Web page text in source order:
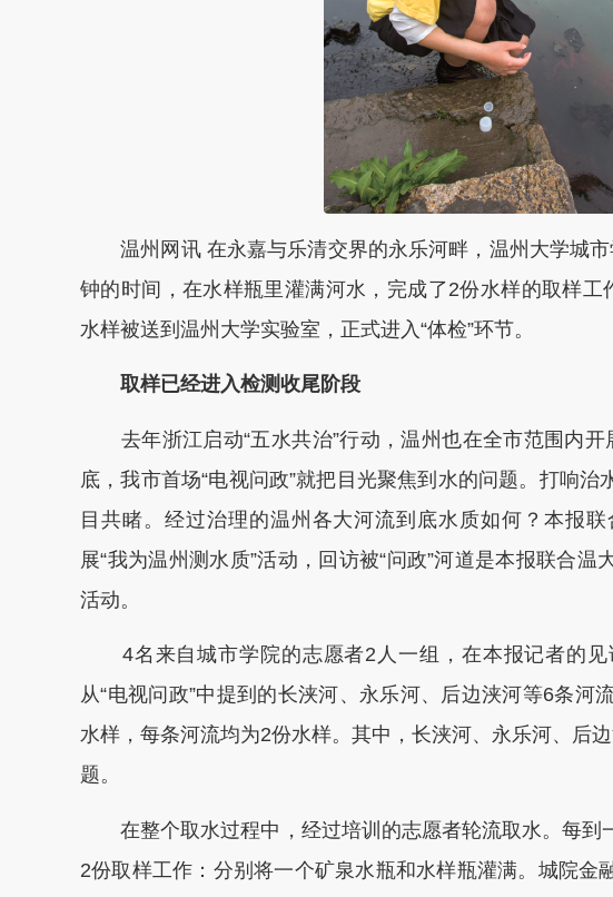
温州网讯 在永嘉与乐清交界的永乐河畔，温州大学城市
钟的时间，在水样瓶里灌满河水，完成了2份水样的取样
水样被送到温州大学实验室，正式进入“体检”环节。
取样已经进入检测收尾阶段
去年浙江启动“五水共治”行动，温州也在全市范围内开
底，我市首场“电视问政”就把目光聚焦到水的问题。打响
目共睹。经过治理的温州各大河流到底水质如何？本报
展“我为温州测水质”活动，回访被“问政”河道是本报联合
活动。
4名来自城市学院的志愿者2人一组，在本报记者的见
从“电视问政”中提到的长浃河、永乐河、后边浃河等6条河
水样，每条河流均为2份水样。其中，长浃河、永乐河、后
题。
在整个取水过程中，经过培训的志愿者轮流取水。每到
2份取样工作：分别将一个矿泉水瓶和水样瓶灌满。城院金